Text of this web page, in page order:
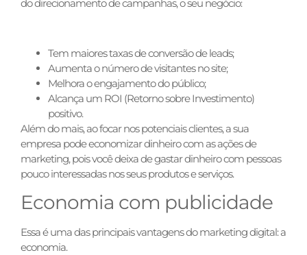
do direcionamento de campanhas, o seu negócio:
Tem maiores taxas de conversão de leads;
Aumenta o número de visitantes no site;
Melhora o engajamento do público;
Alcança um ROI (Retorno sobre Investimento)
positivo.
Além do mais, ao focar nos potenciais clientes, a sua
empresa pode economizar dinheiro com as ações de
marketing, pois você deixa de gastar dinheiro com pessoas
pouco interessadas nos seus produtos e serviços.
Economia com publicidade
Essa é uma das principais vantagens do marketing digital: a
economia.